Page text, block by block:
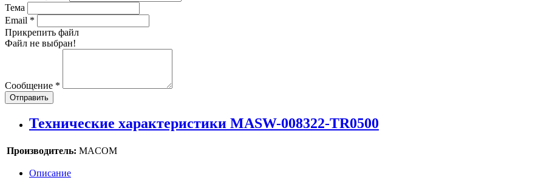
Тема
Email *
Прикрепить файл
Файл не выбран!
Сообщение *
Отправить
Технические характеристики MASW-008322-TR0500
Производитель: MACOM
Описание